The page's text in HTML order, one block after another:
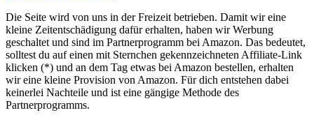
Die Seite wird von uns in der Freizeit betrieben. Damit wir eine
kleine Zeitentschädigung dafür erhalten, haben wir Werbung
geschaltet und sind im Partnerprogramm bei Amazon. Das bedeutet,
solltest du auf einen mit Sternchen gekennzeichneten Affiliate-Link
klicken (*) und an dem Tag etwas bei Amazon bestellen, erhalten
wir eine kleine Provision von Amazon. Für dich entstehen dabei
keinerlei Nachteile und ist eine gängige Methode des
Partnerprogramms.